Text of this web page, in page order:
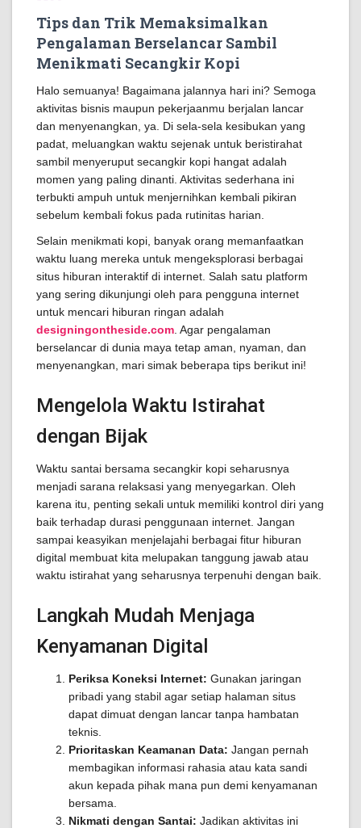
Tips dan Trik Memaksimalkan
Pengalaman Berselancar Sambil
Menikmati Secangkir Kopi
Halo semuanya! Bagaimana jalannya hari ini? Semoga
aktivitas bisnis maupun pekerjaanmu berjalan lancar
dan menyenangkan, ya. Di sela-sela kesibukan yang
padat, meluangkan waktu sejenak untuk beristirahat
sambil menyeruput secangkir kopi hangat adalah
momen yang paling dinanti. Aktivitas sederhana ini
terbukti ampuh untuk menjernihkan kembali pikiran
sebelum kembali fokus pada rutinitas harian.
Selain menikmati kopi, banyak orang memanfaatkan
waktu luang mereka untuk mengeksplorasi berbagai
situs hiburan interaktif di internet. Salah satu platform
yang sering dikunjungi oleh para pengguna internet
untuk mencari hiburan ringan adalah
designingontheside.com . Agar pengalaman
berselancar di dunia maya tetap aman, nyaman, dan
menyenangkan, mari simak beberapa tips berikut ini!
Mengelola Waktu Istirahat
dengan Bijak
Waktu santai bersama secangkir kopi seharusnya
menjadi sarana relaksasi yang menyegarkan. Oleh
karena itu, penting sekali untuk memiliki kontrol diri yang
baik terhadap durasi penggunaan internet. Jangan
sampai keasyikan menjelajahi berbagai fitur hiburan
digital membuat kita melupakan tanggung jawab atau
waktu istirahat yang seharusnya terpenuhi dengan baik.
Langkah Mudah Menjaga
Kenyamanan Digital
Periksa Koneksi Internet: Gunakan jaringan
pribadi yang stabil agar setiap halaman situs
dapat dimuat dengan lancar tanpa hambatan
teknis.
Prioritaskan Keamanan Data: Jangan pernah
membagikan informasi rahasia atau kata sandi
akun kepada pihak mana pun demi kenyamanan
bersama.
Nikmati dengan Santai: Jadikan aktivitas ini